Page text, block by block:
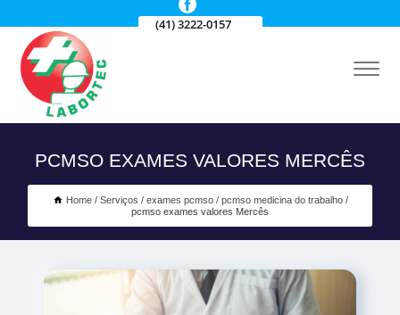
(41) 3222-0157
PCMSO EXAMES VALORES MERCÊS
Home Serviços exames pcmso
pcmso medicina do trabalho
pcmso exames valores Mercês